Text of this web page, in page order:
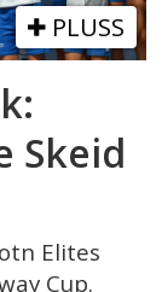
PLUSS
Skeid
Elites
Cup.